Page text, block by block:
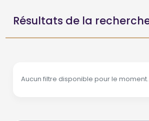
Résultats de la
Aucun filtre disponible pour le moment.